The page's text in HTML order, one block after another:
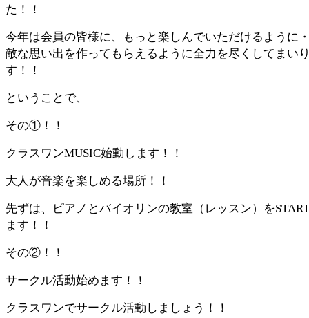
た！！
今年は会員の皆様に、もっと楽しんでいただけるように
敵な思い出を作ってもらえるように全力を尽くしてまい
す！！
ということで、
その①！！
クラスワンMUSIC始動します！！
大人が音楽を楽しめる場所！！
先ずは、ピアノとバイオリンの教室（レッスン）を
ます！！
その②！！
サークル活動始めます！！
クラスワンでサークル活動しましょう！！